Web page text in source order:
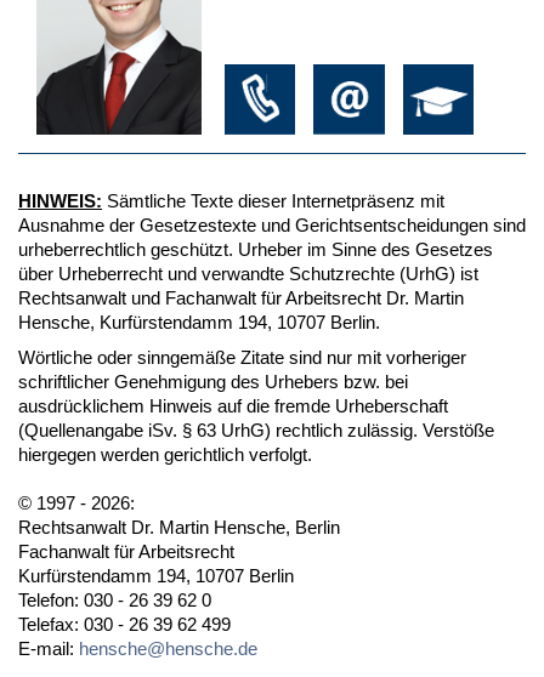
HINWEIS: Sämtliche Texte dieser Internetpräsenz mit
Ausnahme der Gesetzestexte und Gerichtsentscheidungen sind
urheberrechtlich geschützt. Urheber im Sinne des Gesetzes
über Urheberrecht und verwandte Schutzrechte (UrhG) ist
Rechtsanwalt und Fachanwalt für Arbeitsrecht Dr. Martin
Hensche, Kurfürstendamm 194, 10707 Berlin.
Wörtliche oder sinngemäße Zitate sind nur mit vorheriger
schriftlicher Genehmigung des Urhebers bzw. bei
ausdrücklichem Hinweis auf die fremde Urheberschaft
(Quellenangabe iSv. § 63 UrhG) rechtlich zulässig. Verstöße
hiergegen werden gerichtlich verfolgt.
© 1997 - 2026:
Rechtsanwalt Dr. Martin Hensche, Berlin
Fachanwalt für Arbeitsrecht
Kurfürstendamm 194, 10707 Berlin
Telefon: 030 - 26 39 62 0
Telefax: 030 - 26 39 62 499
E-mail: hensche@hensche.de